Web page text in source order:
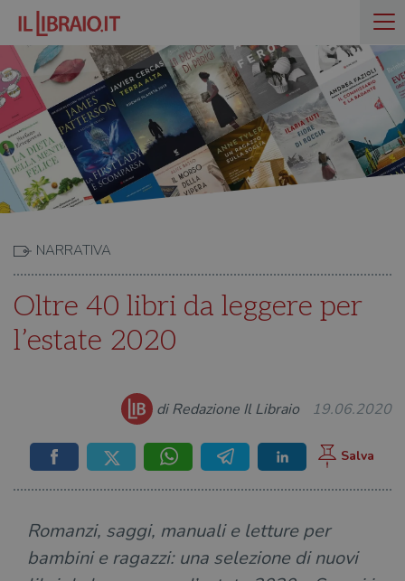
NARRATIVA
Oltre 40 libri da leggere per
l’estate 2020
di Redazione Il Libraio 19.06.2020
Romanzi, saggi, manuali e letture per
bambini e ragazzi: una selezione di nuovi